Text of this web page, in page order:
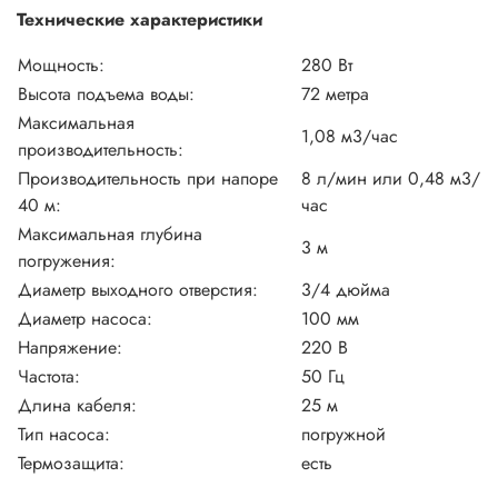
Технические характеристики
Мощность:
280 Вт
Высота подъема воды:
72 метра
Максимальная
производительность:
1,08 м3/час
Производительность при напоре
40 м:
8 л/мин или 0,48 м3/
час
Максимальная глубина
погружения:
3 м
Диаметр выходного отверстия:
3/4 дюйма
Диаметр насоса:
100 мм
Напряжение:
220 В
Частота:
50 Гц
Длина кабеля:
25 м
Тип насоса:
погружной
Термозащита:
есть